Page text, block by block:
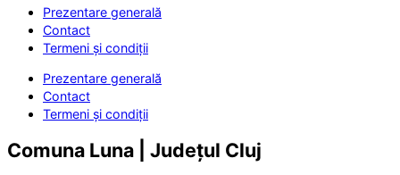
Prezentare generală
Contact
Termeni și condiții
Prezentare generală
Contact
Termeni și condiții
Comuna Luna | Județul Cluj